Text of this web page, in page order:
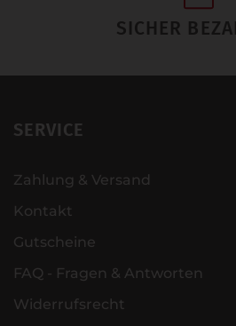
SICHER
SERVICE
Zahlung & Versand
Kontakt
Gutscheine
FAQ - Fragen & Antworten
Widerrufsrecht